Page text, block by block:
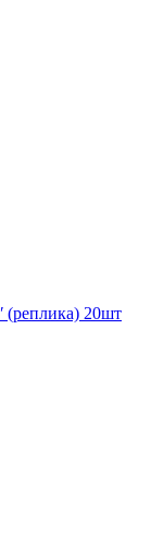
(реплика) 20шт